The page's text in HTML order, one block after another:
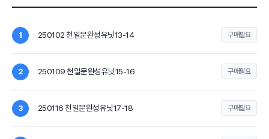
1 250102 천일문완성유닛13-14 구매필요
2 250109 천일문완성유닛15-16 구매필요
3 250116 천일문완성유닛17-18 구매필요